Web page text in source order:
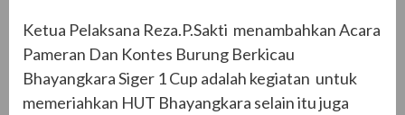
Ketua Pelaksana Reza.P.Sakti menambahkan Acara
Pameran Dan Kontes Burung Berkicau
Bhayangkara Siger 1 Cup adalah kegiatan untuk
memeriahkan HUT Bhayangkara selain itu juga